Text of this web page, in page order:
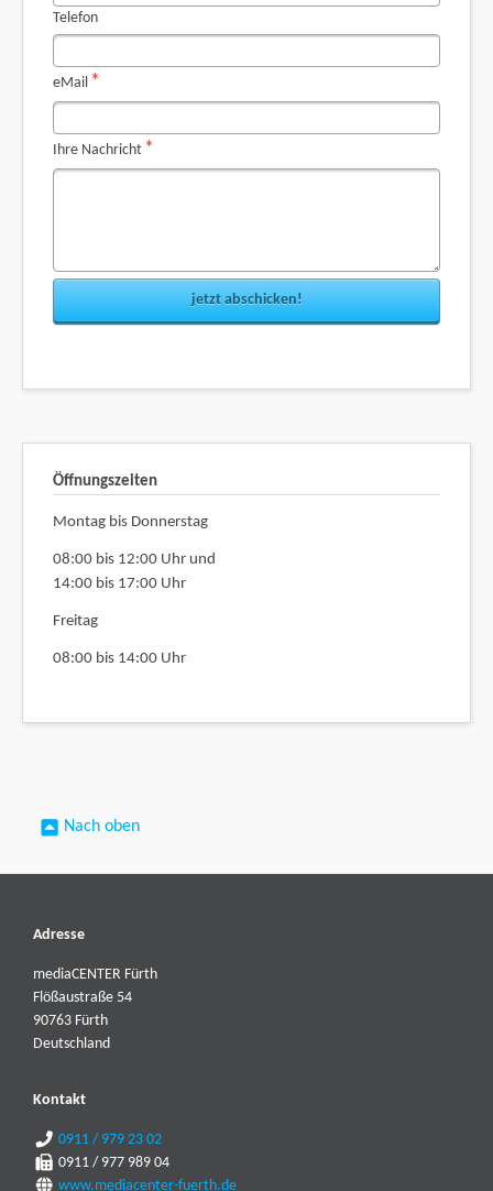
Telefon
Pflichtfeld
eMail *
Pflichtfeld
Ihre Nachricht *
jetzt abschicken!
Öffnungszeiten
Montag bis Donnerstag
08:00 bis 12:00 Uhr und
14:00 bis 17:00 Uhr
Freitag
08:00 bis 14:00 Uhr
Nach oben
Adresse
mediaCENTER Fürth
Flößaustraße 54
90763 Fürth
Deutschland
Kontakt
0911 / 979 23 02
0911 / 977 989 04
www.mediacenter-fuerth.de